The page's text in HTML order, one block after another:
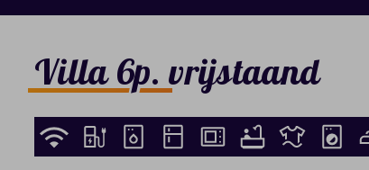
Villa 6p. vrijstaand